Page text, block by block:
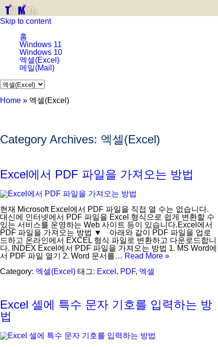
Skip to content
홈
Windows 11
Windows 10
엑셀(Excel)
메일(Mail)
Home » 엑셀(Excel)
Category Archives: 엑셀(Excel)
Excel에서 PDF 파일을 가져오는 방법
현재 Microsoft Excel에서 PDF 파일을 직접 열 수는 없습니다.
대신에 인터넷에서 PDF 파일을 Excel 형식으로 쉽게 변환할 수
있는 서비스를 운영하는 Web 사이트 등이 있습니다.Excel에서
PDF 파일을 가져오는 방법 ▼ 아래와 같이 PDF 파일을 업로
드하고 온라인에서 EXCEL 형식 파일로 변환하고 다운로드합니
다. INDEX Excel에서 PDF 파일을 가져오는 방법 1. MS Word에
서 PDF 파일 열기 2. Word 문서를… Read More »
Category: 엑셀(Excel) 태그: Excel , PDF, 엑셀
Excel 셀에 특수 문자 기호를 입력하는 방
법